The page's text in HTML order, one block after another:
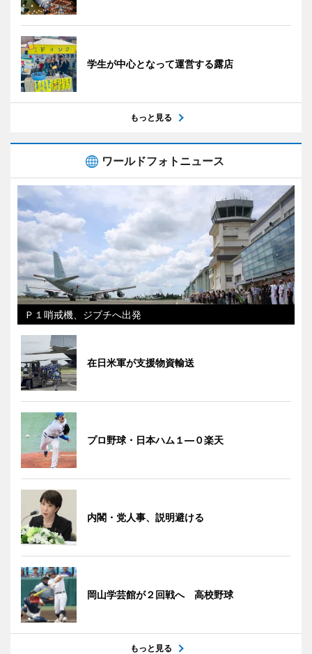
学生が中心となって運営する露店
もっと見る
ワールドフォトニュース
Ｐ１哨戒機、ジブチへ出発
在日米軍が支援物資輸送
プロ野球・日本ハム１―０楽天
内閣・党人事、説明避ける
岡山学芸館が２回戦へ 高校野球
もっと見る